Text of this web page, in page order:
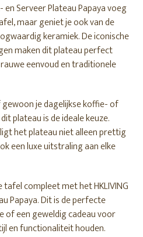
Serveer Plateau Papaya voeg
maar geniet je ook van de
keramiek. De iconische
maken dit plateau perfect
eenvoud en traditionele
je dagelijkse koffie- of
plateau is de ideale keuze.
het plateau niet alleen prettig
een luxe uitstraling aan elke
compleet met het HKLIVING
Papaya. Dit is de perfecte
of een geweldig cadeau voor
en functionaliteit houden.